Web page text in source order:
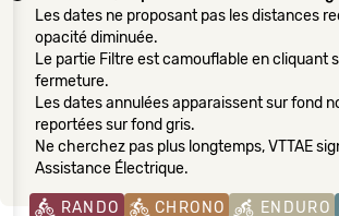
Les dates ne proposant pas les distances
opacité diminuée.
Le partie Filtre est camouflable en cliquant
fermeture.
Les dates annulées apparaissent sur fond
reportées sur fond gris.
Ne cherchez pas plus longtemps, VTTAE
Assistance Électrique.
RANDO CHRONO ENDURO